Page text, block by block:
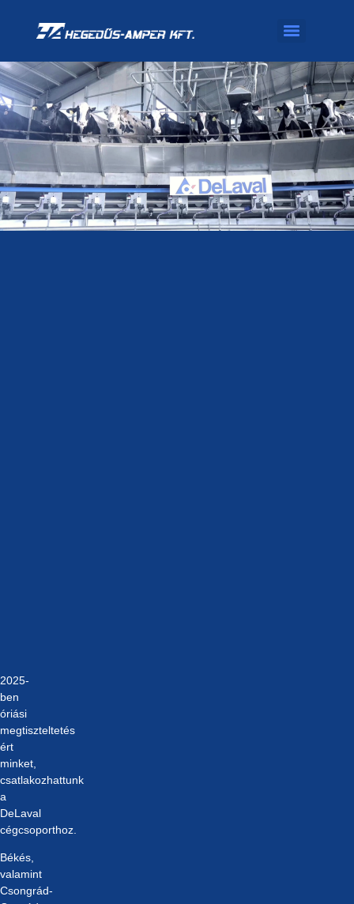
2025-
ben
óriási
megtiszteltetés
ért
minket,
csatlakozhattunk
a
DeLaval
cégcsoporthoz.
Békés,
valamint
Csongrád-